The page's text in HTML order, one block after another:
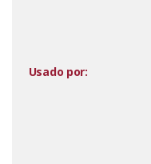
Usado por: